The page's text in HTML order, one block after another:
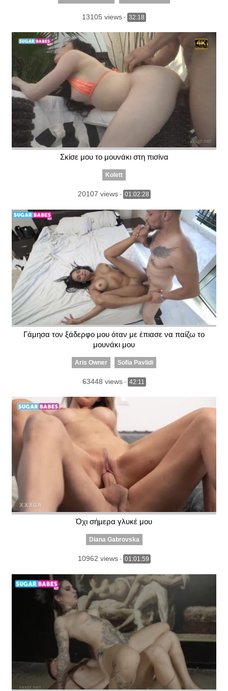
13105 views - 32:18
Σκίσε μου το μουνάκι στη πισίνα
Kolett
20107 views- 01:02:28
Γάμησα τον ξάδερφο μου όταν με έπιασε να παίζω το
μουνάκι μου
Aris Owner Sofia Pavlidi
63448 views- 42:11
Όχι σήμερα γλυκέ μου
Diana Gabrovska
10962 views- 01:01:59